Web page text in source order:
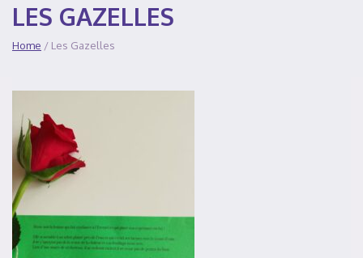
LES GAZELLES
Home / Les Gazelles